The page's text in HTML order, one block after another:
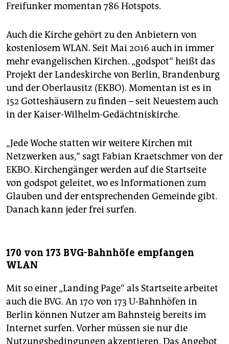
Freifunker momentan 786 Hotspots.
Auch die Kirche gehört zu den Anbietern von
kostenlosem WLAN. Seit Mai 2016 auch in immer
mehr evangelischen Kirchen. „godspot“ heißt das
Projekt der Landeskirche von Berlin, Brandenburg
und der Oberlausitz (EKBO). Momentan ist es in
152 Gotteshäusern zu finden – seit Neuestem auch
in der Kaiser-Wilhelm-Gedächtniskirche.
„Jede Woche statten wir weitere Kirchen mit
Netzwerken aus,“ sagt Fabian Kraetschmer von der
EKBO. Kirchengänger werden auf die Startseite
von godspot geleitet, wo es Informationen zum
Glauben und der entsprechenden Gemeinde gibt.
Danach kann jeder frei surfen.
170 von 173 BVG-Bahnhöfe empfangen
WLAN
Mit so einer „Landing Page“ als Startseite arbeitet
auch die BVG. An 170 von 173 U-Bahnhöfen in
Berlin können Nutzer am Bahnsteig bereits im
Internet surfen. Vorher müssen sie nur die
Nutzungsbedingungen akzeptieren. Das Angebot